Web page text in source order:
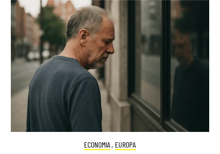
ECONOMIA , EUROPA